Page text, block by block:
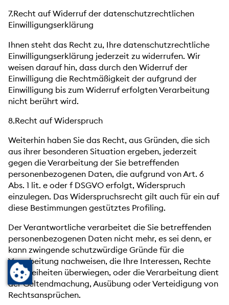
7.Recht auf Widerruf der datenschutzrechtlichen
Einwilligungserklärung
Ihnen steht das Recht zu, Ihre datenschutzrechtliche
Einwilligungserklärung jederzeit zu widerrufen. Wir
weisen darauf hin, dass durch den Widerruf der
Einwilligung die Rechtmäßigkeit der aufgrund der
Einwilligung bis zum Widerruf erfolgten Verarbeitung
nicht berührt wird.
8.Recht auf Widerspruch
Weiterhin haben Sie das Recht, aus Gründen, die sich
aus ihrer besonderen Situation ergeben, jederzeit
gegen die Verarbeitung der Sie betreffenden
personenbezogenen Daten, die aufgrund von Art. 6
Abs. 1 lit. e oder f DSGVO erfolgt, Widerspruch
einzulegen. Das Widerspruchsrecht gilt auch für ein auf
diese Bestimmungen gestütztes Profiling.
Der Verantwortliche verarbeitet die Sie betreffenden
personenbezogenen Daten nicht mehr, es sei denn, er
kann zwingende schutzwürdige Gründe für die
Verarbeitung nachweisen, die Ihre Interessen, Rechte
und Freiheiten überwiegen, oder die Verarbeitung dient
der Geltendmachung, Ausübung oder Verteidigung von
Rechtsansprüchen.